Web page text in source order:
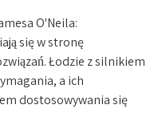
O'Neila:
się w stronę
Łodzie z silnikiem
a ich
dostosowywania się